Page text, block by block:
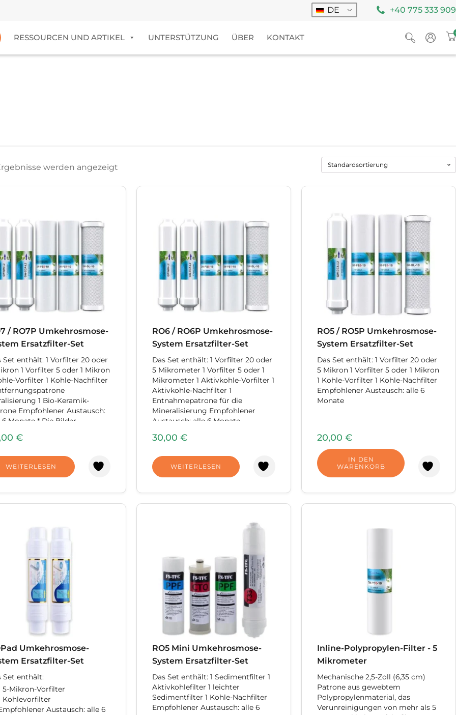
DE +40 775 333 909
RESSOURCEN UND ARTIKEL UNTERSTÜTZUNG ÜBER KONTAKT
werden angezeigt
/ RO7P Umkehrosmose-
Ersatzfilter-Set
Set enthält: 1 Vorfilter 20 oder
1 Vorfilter 5 oder 1 Mikron
Vorfilter 1 Kohle-Nachfilter
1 Bio-Keramik-
Empfohlener Austausch:
6 Monate * Die Bilder
Keramik-Patrone
€
WEITERLESEN
RO6 / RO6P Umkehrosmose-
System Ersatzfilter-Set
Das Set enthält: 1 Vorfilter 20 oder
5 Mikrometer 1 Vorfilter 5 oder 1
Mikrometer 1 Aktivkohle-Vorfilter 1
Aktivkohle-Nachfilter 1
Entnahmepatrone für die
Mineralisierung Empfohlener
Austausch: alle 6 Monate
30,00€
WEITERLESEN
RO5 / RO5P Umkehrosmose-
System Ersatzfilter-Set
Das Set enthält: 1 Vorfilter 20 oder
5 Mikron 1 Vorfilter 5 oder 1 Mikron
1 Kohle-Vorfilter 1 Kohle-Nachfilter
Empfohlener Austausch: alle 6
Monate
20,00€
IN DEN
WARENKORB
Umkehrosmose-
Ersatzfilter-Set
Set enthält:
5-Mikron-Vorfilter
Kohlevorfilter
Austausch: alle 6
RO5 Mini Umkehrosmose-
System Ersatzfilter-Set
Das Set enthält: 1 Sedimentfilter 1
Aktivkohlefilter 1 leichter
Sedimentfilter 1 Kohle-Nachfilter
Empfohlener Austausch: alle 6
Inline-Polypropylen-Filter - 5
Mikrometer
Mechanische 2,5-Zoll (6,35 cm)
Patrone aus gewebtem
Polypropylenmaterial, das
Verunreinigungen von mehr als 5